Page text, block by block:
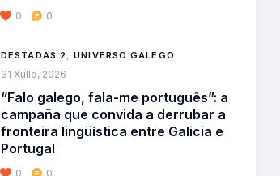
0 0
DESTADAS 2 ,UNIVERSO GALEGO
31 Xullo, 2026
“Falo galego, fala-me português”: a
campaña que convida a derrubar a
fronteira lingüística entre Galicia e
Portugal
0 0